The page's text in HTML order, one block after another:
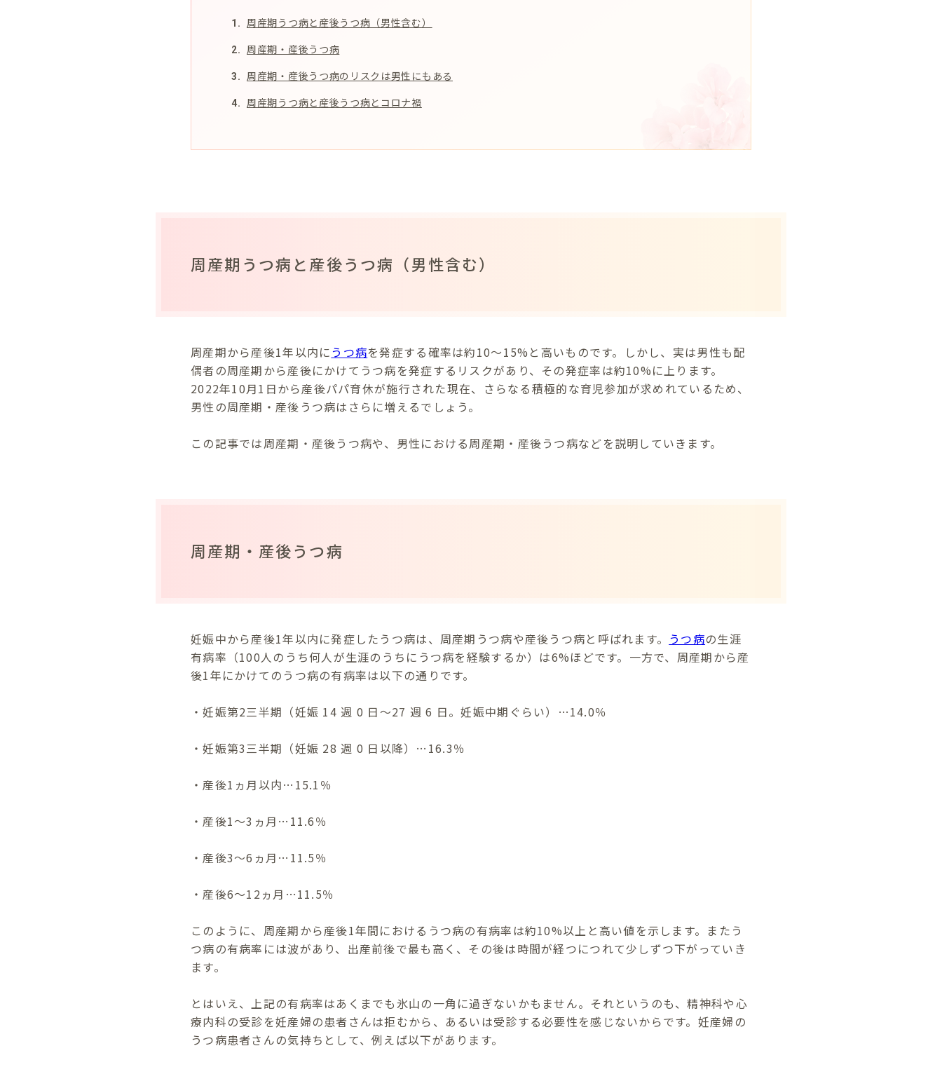
周産期うつ病と産後うつ病（男性含む）
周産期・産後うつ病
周産期・産後うつ病のリスクは男性にもある
周産期うつ病と産後うつ病とコロナ禍
周産期うつ病と産後うつ病（男性含む）
周産期から産後1年以内に うつ病を発症する確率は約10～15%と高いものです。しかし、実は男性も配
偶者の周産期から産後にかけてうつ病を発症するリスクがあり、その発症率は約10%に上ります。
2022年10月1日から産後パパ育休が施行された現在、さらなる積極的な育児参加が求めれているため、
男性の周産期・産後うつ病はさらに増えるでしょう。
この記事では周産期・産後うつ病や、男性における周産期・産後うつ病などを説明していきます。
周産期・産後うつ病
妊娠中から産後1年以内に発症したうつ病は、周産期うつ病や産後うつ病と呼ばれます。 うつ病の生涯
有病率（100人のうち何人が生涯のうちにうつ病を経験するか）は6%ほどです。一方で、周産期から産
後1年にかけてのうつ病の有病率は以下の通りです。
・妊娠第2三半期（妊娠 14 週 0 日～27 週 6 日。妊娠中期ぐらい）…14.0％
・妊娠第3三半期（妊娠 28 週 0 日以降）…16.3％
・産後1ヵ月以内…15.1％
・産後1～3ヵ月…11.6％
・産後3～6ヵ月…11.5％
・産後6～12ヵ月…11.5％
このように、周産期から産後1年間におけるうつ病の有病率は約10%以上と高い値を示します。またう
つ病の有病率には波があり、出産前後で最も高く、その後は時間が経つにつれて少しずつ下がっていき
ます。
とはいえ、上記の有病率はあくまでも氷山の一角に過ぎないかもません。それというのも、精神科や心
療内科の受診を妊産婦の患者さんは拒むから、あるいは受診する必要性を感じないからです。妊産婦の
うつ病患者さんの気持ちとして、例えば以下があります。